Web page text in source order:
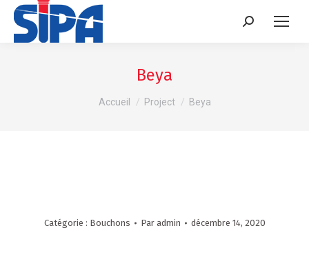
Recherche
Beya
Vous êtes ici :
Accueil Project Beya
Catégorie : Bouchons Par admin décembre 14, 2020